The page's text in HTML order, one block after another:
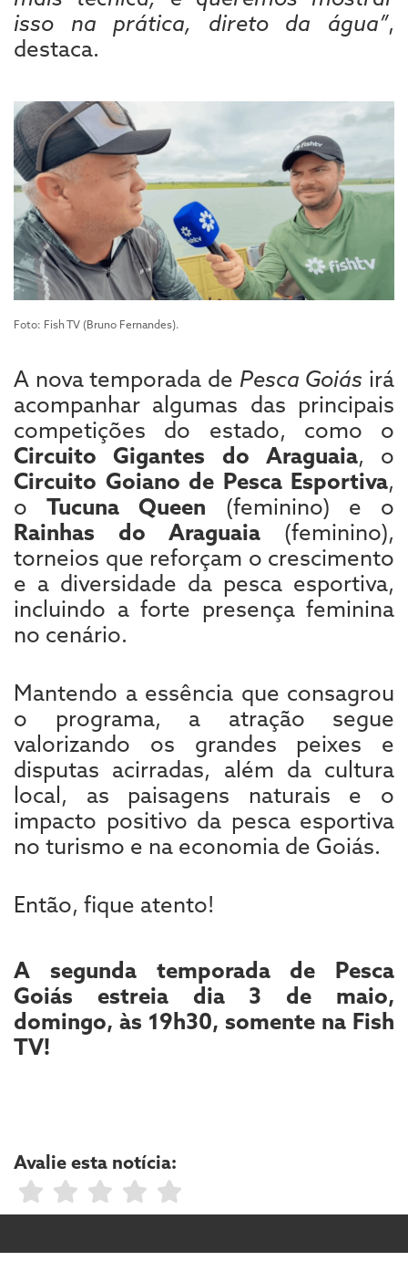
isso na prática, direto da água”,
destaca.
Foto: Fish TV (Bruno Fernandes).
A nova temporada de Pesca Goiás irá
acompanhar algumas das principais
competições do estado, como o
Circuito Gigantes do Araguaia, o
Circuito Goiano de Pesca Esportiva,
oTucuna Queen (feminino) e o
Rainhas do Araguaia (feminino),
torneios que reforçam o crescimento
e a diversidade da pesca esportiva,
incluindo a forte presença feminina
no cenário.
Mantendo a essência que consagrou
o programa, a atração segue
valorizando os grandes peixes e
disputas acirradas, além da cultura
local, as paisagens naturais e o
impacto positivo da pesca esportiva
no turismo e na economia de Goiás.
Então, fique atento!
A segunda temporada de Pesca
Goiás estreia dia 3 de maio,
domingo, às 19h30, somente na Fish
TV!
Avalie esta notícia: